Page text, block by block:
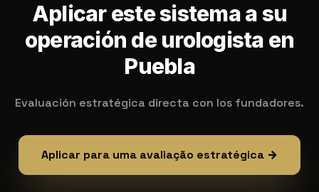
Aplicar este sistema a su
operación de urologista en
Puebla
Evaluación estratégica directa con los fundadores.
Aplicar para uma avaliação estratégica →